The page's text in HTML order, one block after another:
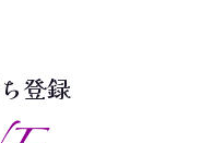
登録